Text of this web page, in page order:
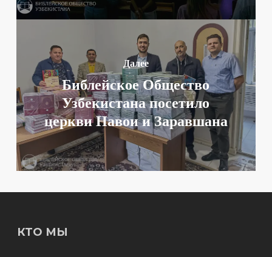
Далее
Библейское Общество
Узбекистана посетило
церкви Навои и Заравшана
КТО МЫ